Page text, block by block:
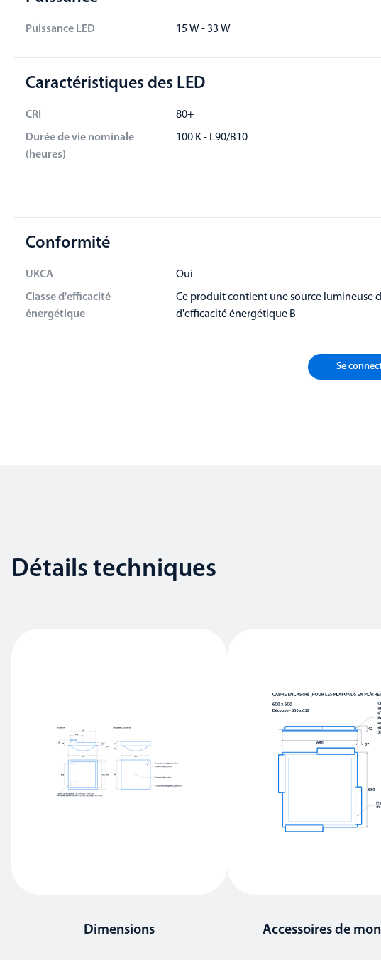
Puissance LED 15 W - 33 W
Caractéristiques des LED
CRI 80+
Durée de vie nominale
(heures)
100 K - L90/B10
Conformité
UKCA Oui
Classe d'efficacité
énergétique
Ce produit contient une source lumineuse
d'efficacité énergétique B
Se
Détails techniques
Dimensions Accessoires de